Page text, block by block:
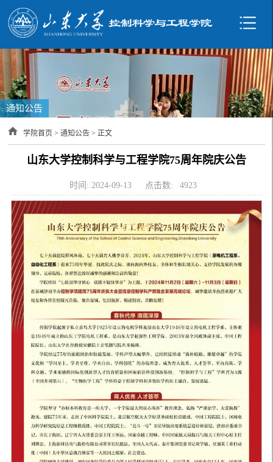
通知公告
学院首页 >通知公告 > 正文
山东大学控制科学与工程学院75周年院庆公告
时间: 2024-09-13 点击数: 4923